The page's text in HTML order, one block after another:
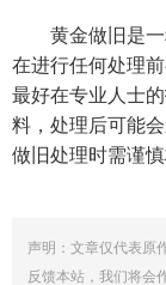
黄金做旧是
在进行任何处理
最好在专业人士
料，处理后可能
做旧处理时需谨慎
声明：文章仅代表原
反馈本站，我们将会